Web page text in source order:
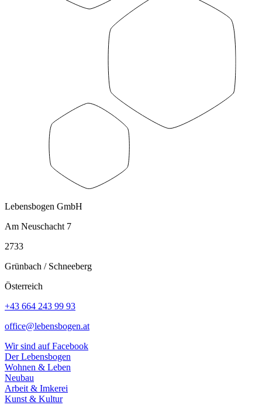
Lebensbogen GmbH
Am Neuschacht 7
2733
Grünbach / Schneeberg
Österreich
+43 664 243 99 93
office@lebensbogen.at
Wir sind auf Facebook
Der Lebensbogen
Wohnen & Leben
Neubau
Arbeit & Imkerei
Kunst & Kultur